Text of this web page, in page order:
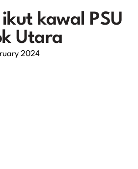
kawal PSU
Utara
2024